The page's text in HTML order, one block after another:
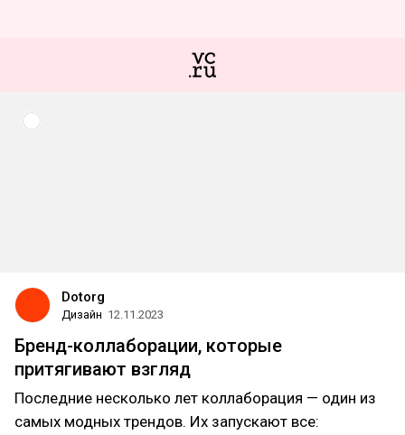
Dotorg
Дизайн 12.11.2023
Бренд-коллаборации, которые
притягивают взгляд
Последние несколько лет коллаборация — один из
самых модных трендов. Их запускают все: